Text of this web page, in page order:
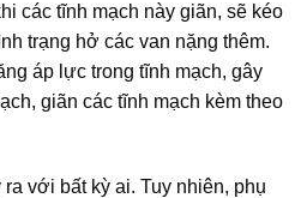
các tĩnh mạch này giãn, sẽ kéo
trạng hở các van nặng thêm.
áp lực trong tĩnh mạch, gây
giãn các tĩnh mạch kèm theo
với bất kỳ ai. Tuy nhiên, phụ